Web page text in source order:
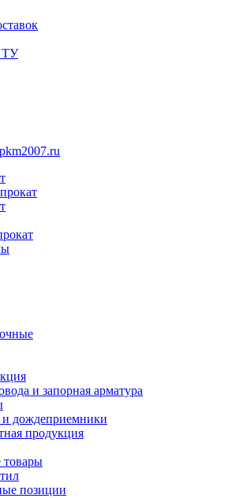
и запорная арматура
дождеприемники
продукция
позиции